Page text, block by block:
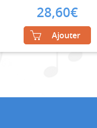
28,60€
Ajouter